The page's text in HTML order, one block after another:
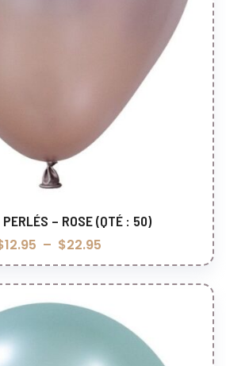
des options
– ROSE (QTÉ : 50)
12.95 – $22.95